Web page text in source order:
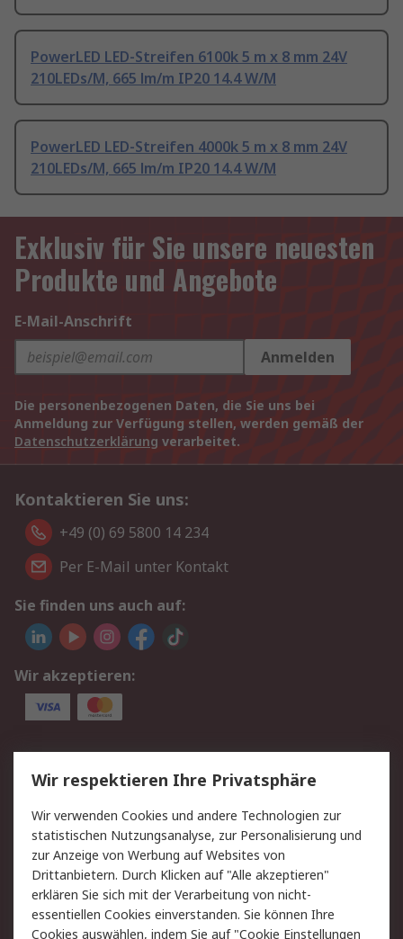
PowerLED LED-Streifen 6100k 5 m x 8 mm 24V
210LEDs/M, 665 lm/m IP20 14.4 W/M
PowerLED LED-Streifen 4000k 5 m x 8 mm 24V
210LEDs/M, 665 lm/m IP20 14.4 W/M
Exklusiv für Sie unsere neuesten
Produkte und Angebote
E-Mail-Anschrift
Anmelden
Die personenbezogenen Daten, die Sie uns bei
Anmeldung zur Verfügung stellen, werden gemäß der
Datenschutzerklärung verarbeitet.
Kontaktieren Sie uns:
+49 (0) 69 5800 14 234
Per E-Mail unter Kontakt
Sie finden uns auch auf:
Wir akzeptieren:
Service
Value Added Services
Lieferlösungen
Rücksendungen
Kontakt
Hilfe
Privatkunden
Rechtliches
AGB
Datenschutz
Wir respektieren Ihre Privatsphäre
Wir verwenden Cookies und andere Technologien zur
statistischen Nutzungsanalyse, zur Personalisierung und
zur Anzeige von Werbung auf Websites von
Drittanbietern. Durch Klicken auf "Alle akzeptieren"
erklären Sie sich mit der Verarbeitung von nicht-
essentiellen Cookies einverstanden. Sie können Ihre
Cookies auswählen, indem Sie auf "Cookie Einstellungen